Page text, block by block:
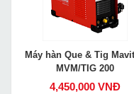
Máy hàn Que & Tig
MVM/TIG 200
4,450,000 VNĐ